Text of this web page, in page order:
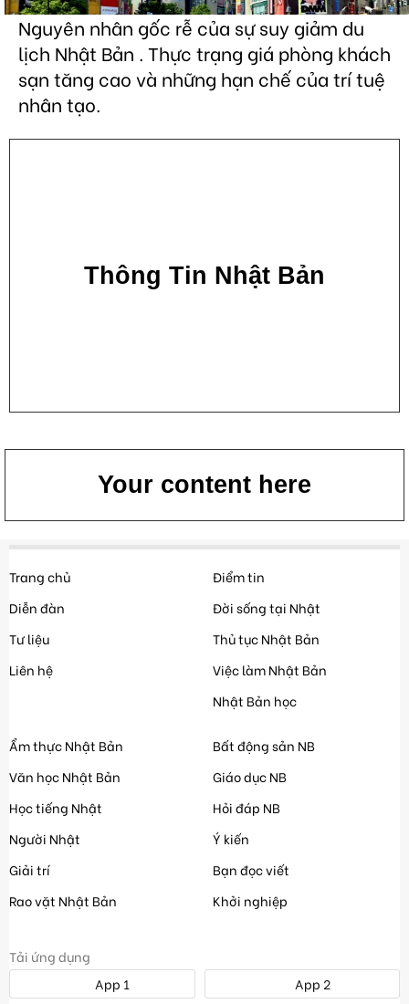
Nguyên nhân gốc rễ của sự suy giảm du
lịch Nhật Bản . Thực trạng giá phòng khách
sạn tăng cao và những hạn chế của trí tuệ
nhân tạo.
Thông Tin Nhật Bản
Your content here
Trang chủ
Diễn đàn
Tư liệu
Liên hệ
Điểm tin
Đời sống tại Nhật
Thủ tục Nhật Bản
Việc làm Nhật Bản
Nhật Bản học
Ẩm thực Nhật Bản
Văn học Nhật Bản
Học tiếng Nhật
Người Nhật
Giải trí
Rao vặt Nhật Bản
Bất động sản NB
Giáo dục NB
Hỏi đáp NB
Ý kiến
Bạn đọc viết
Khởi nghiệp
Tải ứng dụng
App 1
App 2